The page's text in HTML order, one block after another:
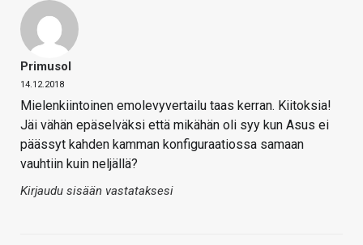
Primusol
14.12.2018
Mielenkiintoinen emolevyvertailu taas kerran. Kiitoksia!
Jäi vähän epäselväksi että mikähän oli syy kun Asus ei
päässyt kahden kamman konfiguraatiossa samaan
vauhtiin kuin neljällä?
Kirjaudu sisään vastataksesi